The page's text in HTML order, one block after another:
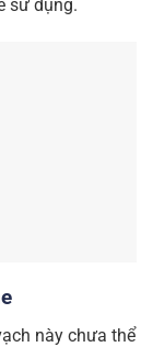
sử dụng.
này chưa thể